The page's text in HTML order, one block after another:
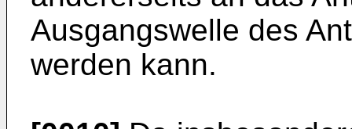
Ausgangswelle des
werden kann.